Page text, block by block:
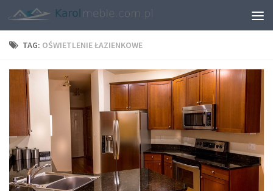
TAG: OŚWIETLENIE ŁAZIENKOWE